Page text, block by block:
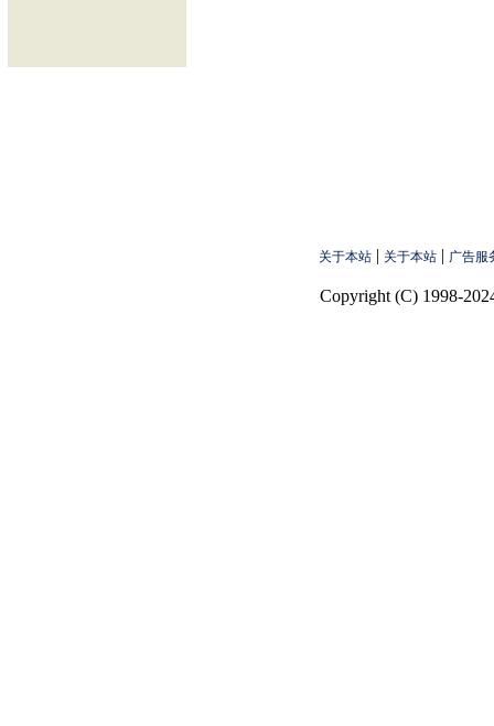
关于本站 | 关于本站 | 广告服
Copyright (C) 1998-